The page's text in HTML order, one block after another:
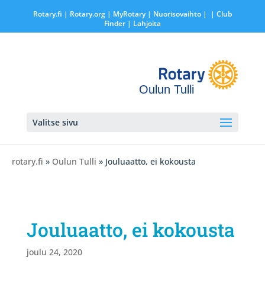
Rotary.fi | Rotary.org| MyRotary | Nuorisovaihto|
| Club
Finder| Lahjoita
Oulun Tulli
Valitse sivu
rotary.fi » Oulun Tulli » Jouluaatto, ei kokousta
Jouluaatto, ei kokousta
joulu 24, 2020